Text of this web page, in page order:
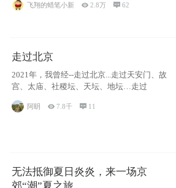
飞翔的蜡笔小新 2.8万 62
走过北京
2021年，我曾经--走过北京...走过天安门、故
宫、太庙、社稷坛、天坛、地坛…走过
阿眀 7.8千  11
无法抵御夏日炎炎，来一场京